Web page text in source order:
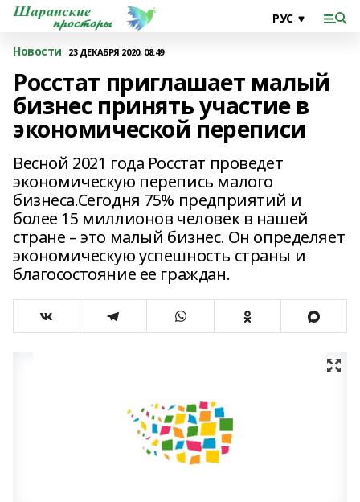
Новости 23 ДЕКАБРЯ 2020, 08:49
Росстат приглашает малый
бизнес принять участие в
экономической переписи
Весной 2021 года Росстат проведет
экономическую перепись малого
бизнеса.Сегодня 75% предприятий и
более 15 миллионов человек в нашей
стране – это малый бизнес. Он определяет
экономическую успешность страны и
благосостояние ее граждан.